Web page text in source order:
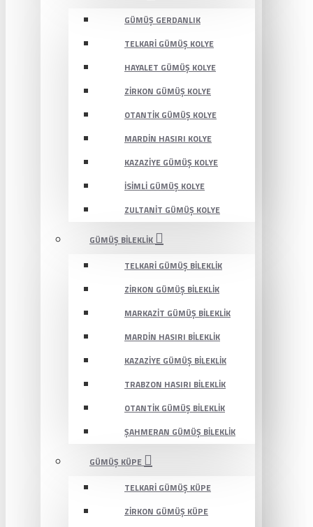
GÜMÜŞ GERDANLIK
TELKARI GÜMÜŞ KOLYE
HAYALET GÜMÜŞ KOLYE
ZIRKON GÜMÜŞ KOLYE
OTANTIK GÜMÜŞ KOLYE
MARDIN HASIRI KOLYE
KAZAZIYE GÜMÜŞ KOLYE
İSIMLI GÜMÜŞ KOLYE
ZULTANIT GÜMÜŞ KOLYE
GÜMÜŞ BILEKLIK
TELKARI GÜMÜŞ BILEKLIK
ZIRKON GÜMÜŞ BILEKLIK
MARKAZIT GÜMÜŞ BILEKLIK
MARDIN HASIRI BILEKLIK
KAZAZIYE GÜMÜŞ BILEKLIK
TRABZON HASIRI BILEKLIK
OTANTIK GÜMÜŞ BILEKLIK
ŞAHMERAN GÜMÜŞ BILEKLIK
GÜMÜŞ KÜPE
TELKARI GÜMÜŞ KÜPE
ZIRKON GÜMÜŞ KÜPE